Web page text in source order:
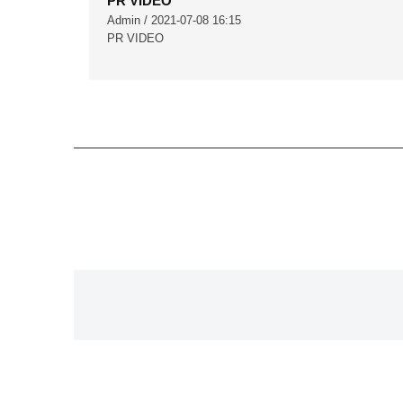
Admin / 2021-07-08 16:15
PR VIDEO